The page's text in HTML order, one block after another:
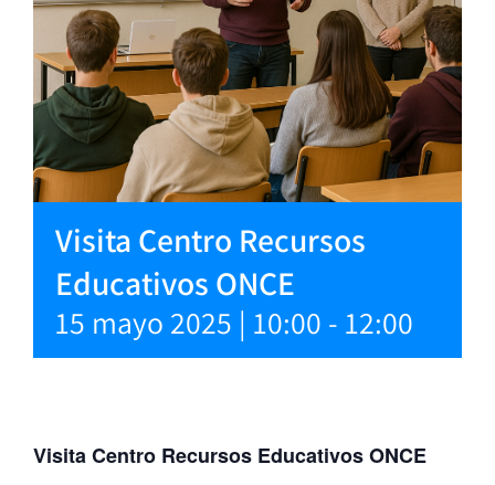
Visita Centro Recursos
Educativos ONCE
15 mayo 2025 | 10:00 - 12:00
Visita Centro Recursos Educativos ONCE